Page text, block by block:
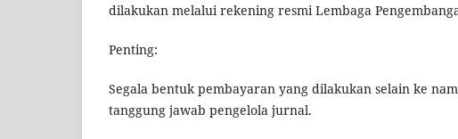
dilakukan melalui rekening resmi Lembaga
Penting:
Segala bentuk pembayaran yang dilakukan selain ke
tanggung jawab pengelola jurnal.